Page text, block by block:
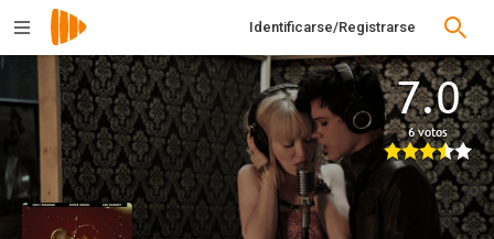
Identificarse/Registrarse
7.0
6 votos